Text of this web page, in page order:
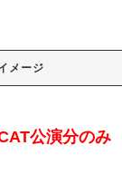
メージ
公演分のみ